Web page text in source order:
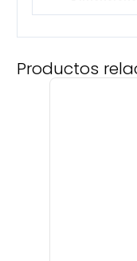
Productos